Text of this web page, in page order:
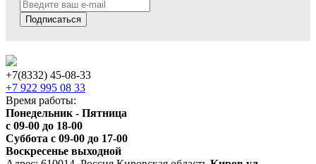
Подписаться
+7(8332) 45-08-33
+7 922 995 08 33
Время работы:
Понедельник - Пятница
с 09-00 до 18-00
Суббота с 09-00 до 17-00
Воскресенье выходной